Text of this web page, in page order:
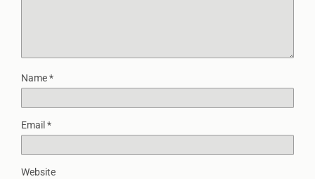
Name*
Email *
Website